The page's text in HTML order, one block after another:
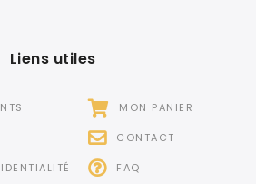
Liens utiles
MON PANIER
CONTACT
FAQ